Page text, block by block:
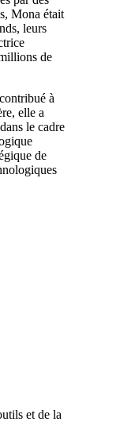
Mona était
leurs
de
à
elle a
le cadre
de
et de la